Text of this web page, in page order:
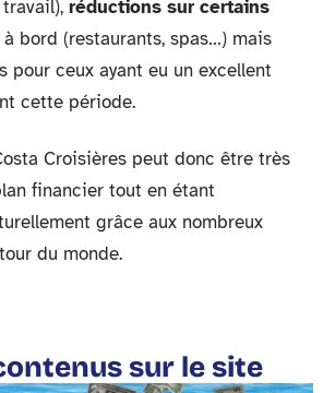
réductions sur certains
bord (restaurants, spas…) mais
pour ceux ayant eu un excellent
cette période.
Croisières peut donc être très
financier tout en étant
grâce aux nombreux
du monde.
sur le site